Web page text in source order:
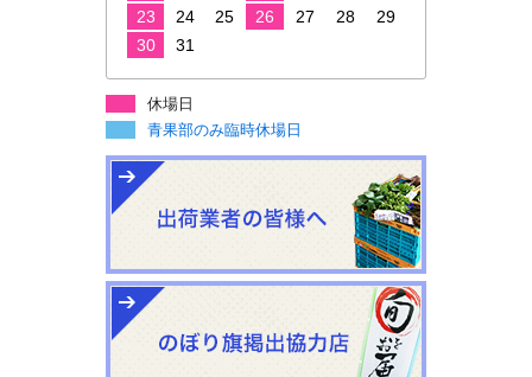
23
24 25 26 27 28
29
30
31
休場日
青果部のみ臨時休場日